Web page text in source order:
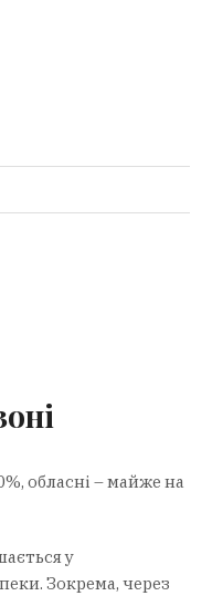
обласні – майже на
у
Зокрема, через